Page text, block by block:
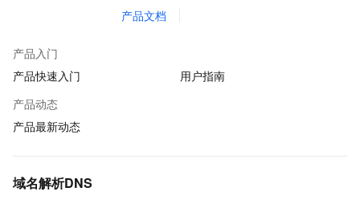
产品文档
产品入门
产品快速入门
用户指南
产品动态
产品最新动态
域名解析DNS